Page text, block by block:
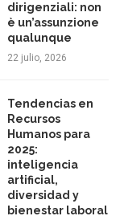
dirigenziali: non
è un’assunzione
qualunque
22 julio, 2026
Tendencias en
Recursos
Humanos para
2025:
inteligencia
artificial,
diversidad y
bienestar laboral